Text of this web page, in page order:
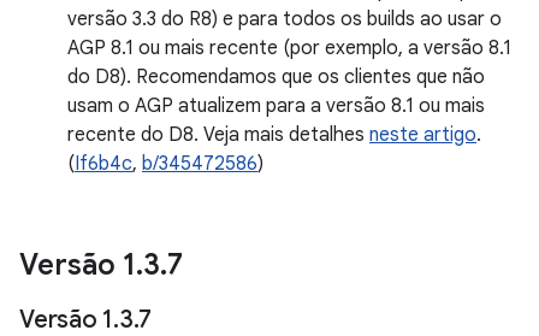
versão 3.3 do R8) e para todos os builds ao usar o
AGP 8.1 ou mais recente (por exemplo, a versão 8.1
do D8). Recomendamos que os clientes que não
usam o AGP atualizem para a versão 8.1 ou mais
recente do D8. Veja mais detalhes neste artigo.
(If6b4c, b/345472586)
Versão 1.3.7
Versão 1.3.7